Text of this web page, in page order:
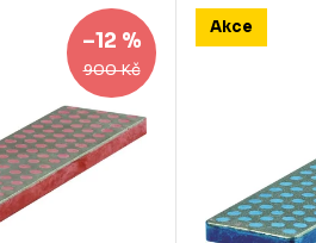
900 Kč
–12 % Akce